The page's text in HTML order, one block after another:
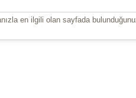
en ilgili olan sayfada